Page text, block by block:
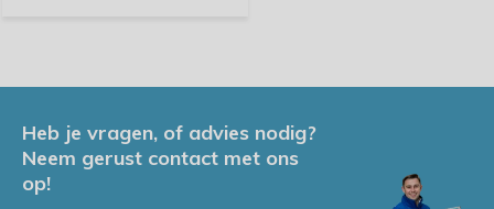
Heb je vragen, of advies nodig?
Neem gerust contact met ons
op!